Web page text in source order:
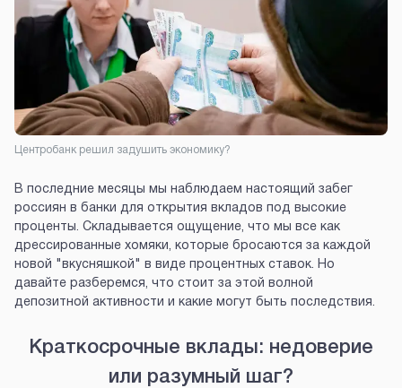
Центробанк решил задушить экономику?
В последние месяцы мы наблюдаем настоящий забег
россиян в банки для открытия вкладов под высокие
проценты. Складывается ощущение, что мы все как
дрессированные хомяки, которые бросаются за каждой
новой "вкусняшкой" в виде процентных ставок. Но
давайте разберемся, что стоит за этой волной
депозитной активности и какие могут быть последствия.
Краткосрочные вклады: недоверие
или разумный шаг?